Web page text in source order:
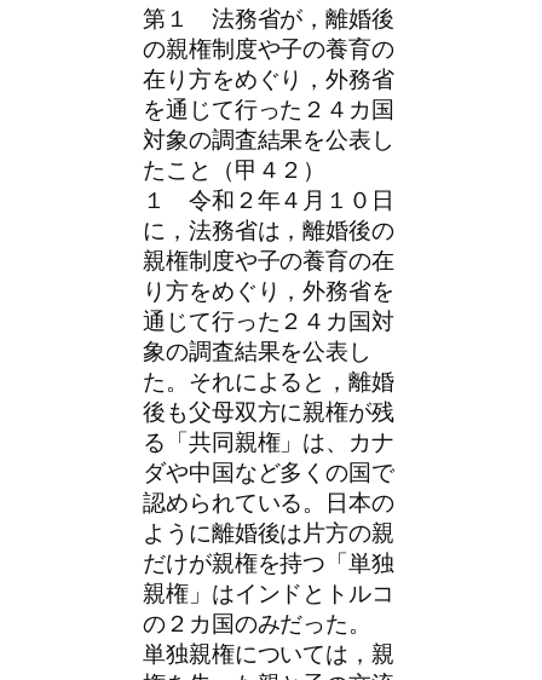
第１ 法務省が，離婚後
の親権制度や子の養育の
在り方をめぐり，外務省
を通じて行った２４カ国
対象の調査結果を公表し
たこと（甲４２）
１ 令和２年４月１０日
に，法務省は，離婚後の
親権制度や子の養育の在
り方をめぐり，外務省を
通じて行った２４カ国対
象の調査結果を公表し
た。それによると，離婚
後も父母双方に親権が残
る「共同親権」は、カナ
ダや中国など多くの国で
認められている。日本の
ように離婚後は片方の親
だけが親権を持つ「単独
親権」はインドとトルコ
の２カ国のみだった。
単独親権については，親